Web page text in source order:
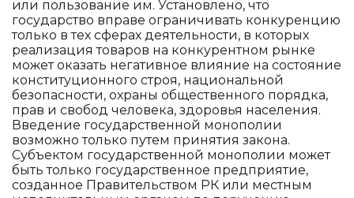
или пользование им. Установлено, что
государство вправе ограничивать конкуренцию
только в тех сферах деятельности, в которых
реализация товаров на конкурентном рынке
может оказать негативное влияние на состояние
конституционного строя, национальной
безопасности, охраны общественного порядка,
прав и свобод человека, здоровья населения.
Введение государственной монополии
возможно только путем принятия закона.
Субъектом государственной монополии может
быть только государственное предприятие,
созданное Правительством РК или местным